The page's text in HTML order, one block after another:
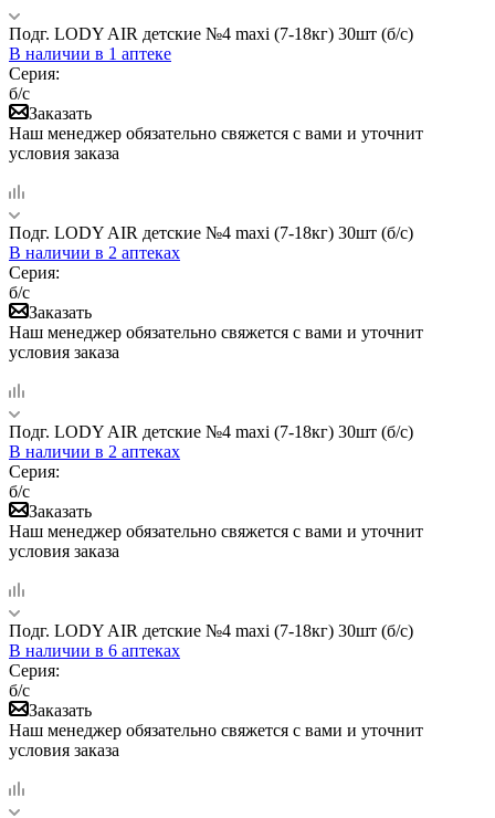
Подг. LODY AIR детские №4 maxi (7-18кг) 30шт (б/с)
В наличии в 1 аптеке
Серия:
б/с
Заказать
Наш менеджер обязательно свяжется с вами и уточнит
условия заказа
Подг. LODY AIR детские №4 maxi (7-18кг) 30шт (б/с)
В наличии в 2 аптеках
Серия:
б/с
Заказать
Наш менеджер обязательно свяжется с вами и уточнит
условия заказа
Подг. LODY AIR детские №4 maxi (7-18кг) 30шт (б/с)
В наличии в 2 аптеках
Серия:
б/с
Заказать
Наш менеджер обязательно свяжется с вами и уточнит
условия заказа
Подг. LODY AIR детские №4 maxi (7-18кг) 30шт (б/с)
В наличии в 6 аптеках
Серия:
б/с
Заказать
Наш менеджер обязательно свяжется с вами и уточнит
условия заказа